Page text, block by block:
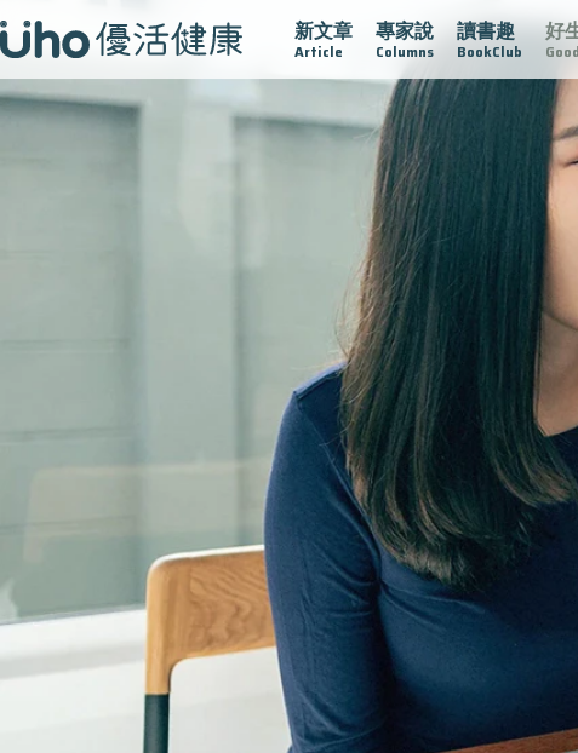
新文章
Article
專家說
Columns
讀書趣
BookClub
好
腺在 疫情保衛戰 再生醫學 愛的未來視 認識攝護腺肥大